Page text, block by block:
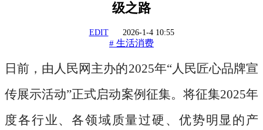
级之路
EDIT 2026-1-4 10:55
# 生活消费
日前，由人民网主办的2025年“人民匠心品牌宣
传展示活动”正式启动案例征集。将征集2025年
度各行业、各领域质量过硬、优势明显的产